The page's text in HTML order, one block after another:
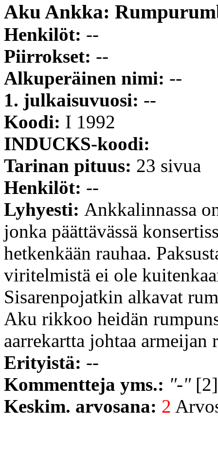
Aku Ankka:
Henkilöt: --
Piirrokset: --
Alkuperäinen nimi: --
1. julkaisuvuosi: --
Koodi: I 1992
INDUCKS-koodi:
Tarinan pituus: 23 sivua
Henkilöt: --
Lyhyesti: Ankkalinnassa
jonka päättävässä
hetkenkään rauhaa.
viritelmistä ei ole
Sisarenpojatkin alkavat
Aku rikkoo heidän
aarrekartta johtaa
Erityistä: --
Kommentteja yms.: "-"
Keskim. arvosana: 2